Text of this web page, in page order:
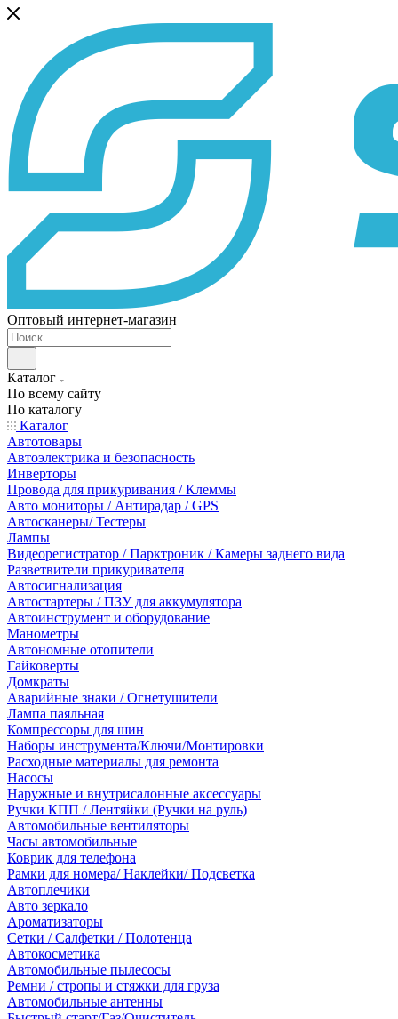
Оптовый интернет-магазин
Каталог
По всему сайту
По каталогу
Каталог
Автотовары
Автоэлектрика и безопасность
Инверторы
Провода для прикуривания / Клеммы
Авто мониторы / Антирадар / GPS
Автосканеры/ Тестеры
Лампы
Видеорегистратор / Парктроник / Камеры заднего вида
Разветвители прикуривателя
Автосигнализация
Автостартеры / ПЗУ для аккумулятора
Автоинструмент и оборудование
Манометры
Автономные отопители
Гайковерты
Домкраты
Аварийные знаки / Огнетушители
Лампа паяльная
Компрессоры для шин
Наборы инструмента/Ключи/Монтировки
Расходные материалы для ремонта
Насосы
Наружные и внутрисалонные аксессуары
Ручки КПП / Лентяйки (Ручки на руль)
Автомобильные вентиляторы
Часы автомобильные
Коврик для телефона
Рамки для номера/ Наклейки/ Подсветка
Автоплечики
Авто зеркало
Ароматизаторы
Сетки / Салфетки / Полотенца
Автокосметика
Автомобильные пылесосы
Ремни / стропы и стяжки для груза
Автомобильные антенны